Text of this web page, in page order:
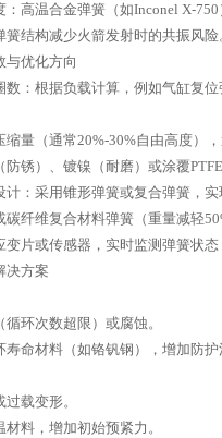
：高温合金弹簧（如Inconel X-
结构减少火箭发射时的共振风险
与优化方向
数：根据负载计算，例如气缸复位
量（通常20%-30%自由高度），
锈）、镀镍（耐磨）或涂覆
计：采用锥形弹簧或复合弹簧，实
纤维复合材料弹簧（重量减轻
变片或传感器，实时监测弹簧状态
决方案
环次数超限）或腐蚀。
命材料（如铬钒钢），增加防护
载变形。
料，增加初始预紧力。